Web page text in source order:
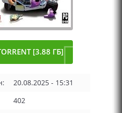
[3.88 ГБ]
20.08.2025 - 15:31
402